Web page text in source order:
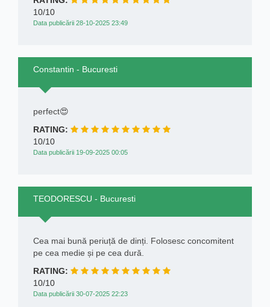
10/10
Data publicării 28-10-2025 23:49
Constantin - Bucuresti
perfect😍
RATING:
10/10
Data publicării 19-09-2025 00:05
TEODORESCU - Bucuresti
Cea mai bună periuță de dinți. Folosesc concomitent
pe cea medie și pe cea dură.
RATING:
10/10
Data publicării 30-07-2025 22:23